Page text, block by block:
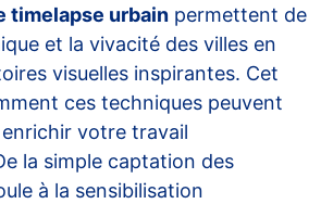
timelapse urbain permettent de
et la vivacité des villes en
visuelles inspirantes. Cet
ces techniques peuvent
votre travail
la simple captation des
à la sensibilisation